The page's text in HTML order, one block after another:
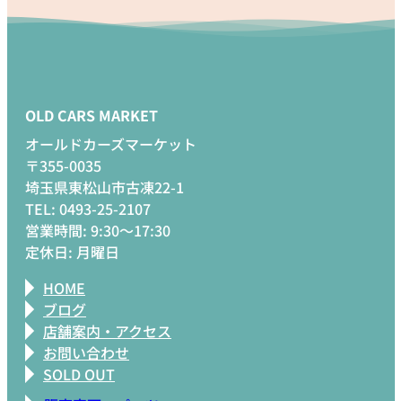
OLD CARS MARKET
オールドカーズマーケット
〒355-0035
埼玉県東松山市古凍22-1
TEL: 0493-25-2107
営業時間: 9:30～17:30
定休日: 月曜日
HOME
ブログ
店舗案内・アクセス
お問い合わせ
SOLD OUT